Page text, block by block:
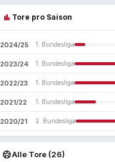
bar_chart Tore pro Saison
2024/25 1. Bundesliga
2023/24 1. Bundesliga
2022/23 1. Bundesliga
2021/22 1. Bundesliga
2020/21 2. Bundesliga
sports_soccerAlle Tore (26)